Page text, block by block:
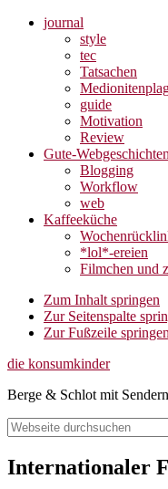
journal
style
tec
Tatsachen
guide
Motivation
Review
Gute-Webgeschichten
Blogging
Workflow
web
Kaffeeküche
*lol*-ereien
Filmchen und
Zum Inhalt springen
Zur Seitenspalte
Zur Fußzeile springen
die konsumkinder
Berge & Schlot mit Sendern
Webseite
durchsuchen
Search
Internationaler